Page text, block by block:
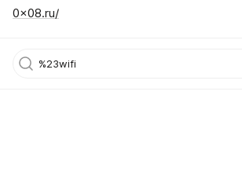
0x08.ru/